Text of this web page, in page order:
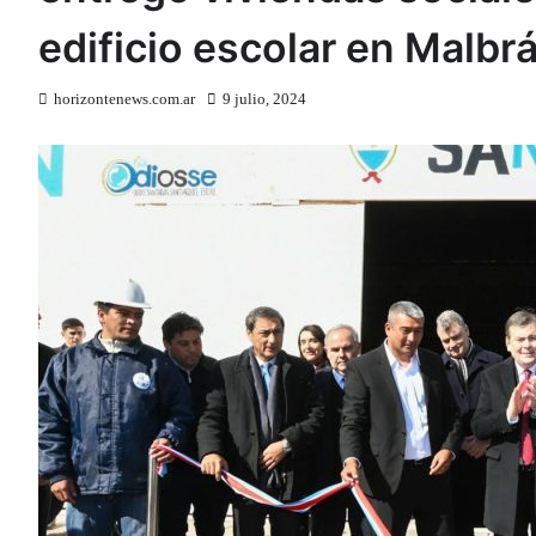
edificio escolar en
horizontenews.com.ar 9 julio, 2024